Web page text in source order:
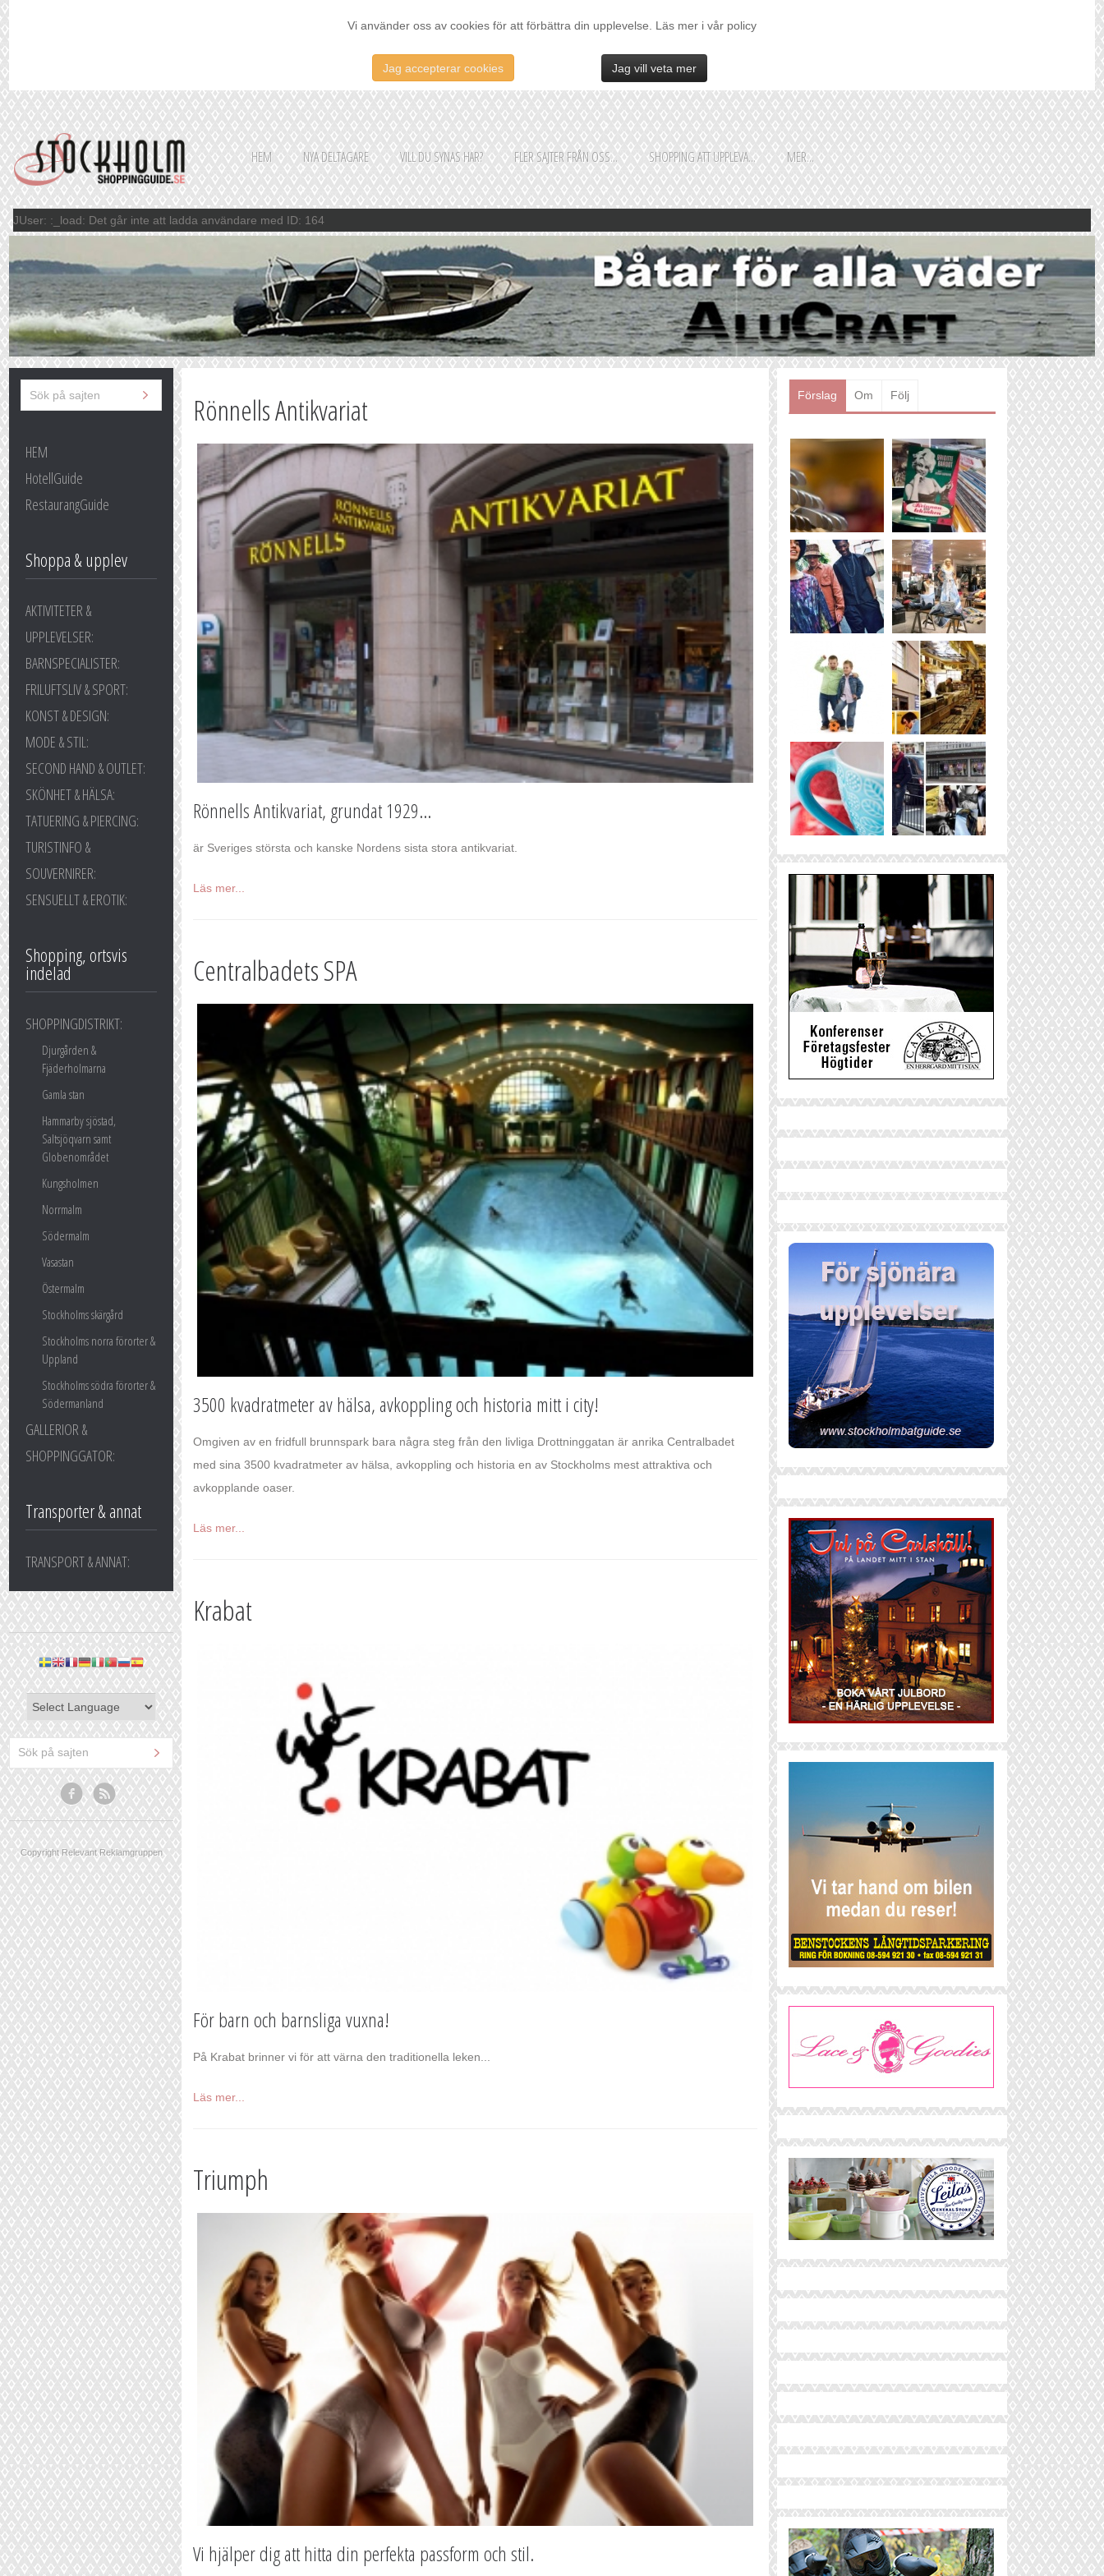
Vi använder oss av cookies för att förbättra din upplevelse. Läs mer i vår policy
Jag accepterar cookies Jag vill veta mer
HEM NYA DELTAGARE VILL DU SYNAS HÄR? FLER SAJTER FRÅN OSS... SHOPPING ATT UPPLEVA... MER...
JUser: :_load: Det går inte att ladda användare med ID: 164
HEM
HotellGuide
RestaurangGuide
Shoppa & upplev
AKTIVITETER &
UPPLEVELSER:
BARNSPECIALISTER:
FRILUFTSLIV & SPORT:
KONST & DESIGN:
MODE & STIL:
SECOND HAND & OUTLET:
SKÖNHET & HÄLSA:
TATUERING & PIERCING:
TURISTINFO &
SOUVERNIRER:
SENSUELLT & EROTIK:
Shopping, ortsvis
indelad
SHOPPINGDISTRIKT:
Djurgården &
Fjäderholmarna
Gamla stan
Hammarby sjöstad,
Saltsjöqvarn samt
Globenområdet
Kungsholmen
Norrmalm
Södermalm
Vasastan
Östermalm
Stockholms skärgård
Stockholms norra förorter &
Uppland
Stockholms södra förorter &
Södermanland
GALLERIOR &
SHOPPINGGATOR:
Transporter & annat
TRANSPORT & ANNAT:
Copyright Relevant Reklamgruppen
Rönnells Antikvariat
Rönnells Antikvariat, grundat 1929...
är Sveriges största och kanske Nordens sista stora antikvariat.
Läs mer...
Centralbadets SPA
3500 kvadratmeter av hälsa, avkoppling och historia mitt i city!
Omgiven av en fridfull brunnspark bara några steg från den livliga Drottninggatan är anrika Centralbadet
med sina 3500 kvadratmeter av hälsa, avkoppling och historia en av Stockholms mest attraktiva och
avkopplande oaser.
Läs mer...
Krabat
För barn och barnsliga vuxna!
På Krabat brinner vi för att värna den traditionella leken...
Läs mer...
Triumph
Vi hjälper dig att hitta din perfekta passform och stil.
Förslag Om Följ
Shoppingguiden är främst
framtagen för vår huvudstads
besökare